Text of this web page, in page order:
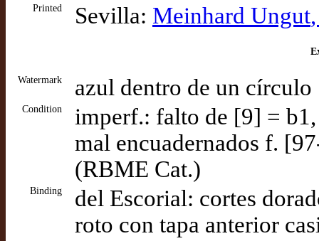
Printed Sevilla: Meinhard Ungut
Watermark azul dentro de un
Condition
imperf.: falto de [9] =
mal encuadernados f.
(RBME Cat.)
Binding
del Escorial: cortes
roto con tapa anterior